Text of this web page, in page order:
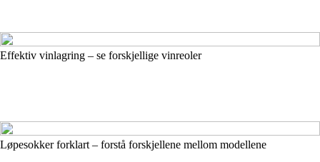
Effektiv vinlagring – se forskjellige vinreoler
Løpesokker forklart – forstå forskjellene mellom modellene